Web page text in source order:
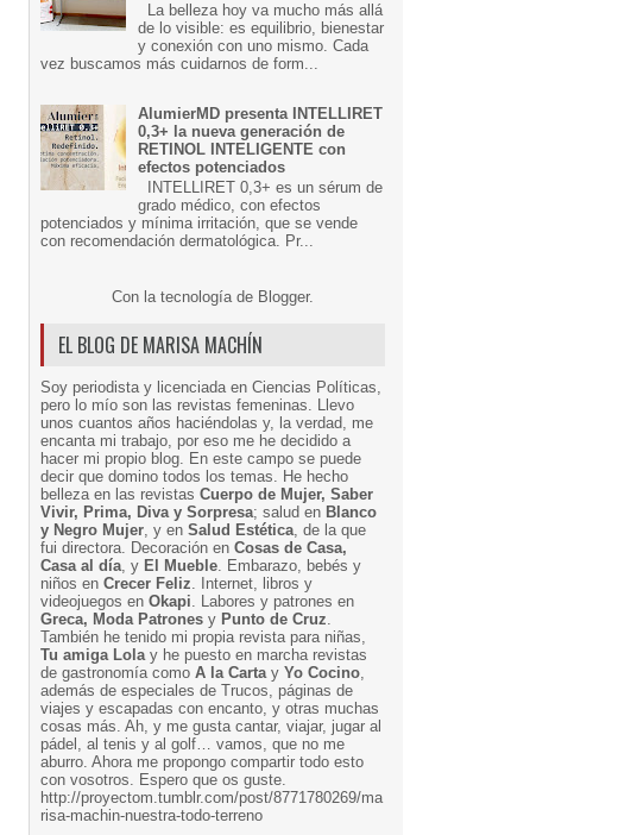
La belleza hoy va mucho más allá
de lo visible: es equilibrio, bienestar
y conexión con uno mismo. Cada
vez buscamos más cuidarnos de form...
AlumierMD presenta INTELLIRET
0,3+ la nueva generación de
RETINOL INTELIGENTE con
efectos potenciados
INTELLIRET 0,3+ es un sérum de
grado médico, con efectos
potenciados y mínima irritación, que se vende
con recomendación dermatológica. Pr...
Con la tecnología de Blogger.
EL BLOG DE MARISA MACHÍN
Soy periodista y licenciada en Ciencias Políticas,
pero lo mío son las revistas femeninas. Llevo
unos cuantos años haciéndolas y, la verdad, me
encanta mi trabajo, por eso me he decidido a
hacer mi propio blog. En este campo se puede
decir que domino todos los temas. He hecho
belleza en las revistas Cuerpo de Mujer, Saber
Vivir, Prima, Diva y Sorpresa; salud en Blanco
y Negro Mujer, y en Salud Estética, de la que
fui directora. Decoración en Cosas de Casa,
Casa al día, y El Mueble. Embarazo, bebés y
niños en Crecer Feliz. Internet, libros y
videojuegos en Okapi. Labores y patrones en
Greca, Moda Patrones y Punto de Cruz.
También he tenido mi propia revista para niñas,
Tu amiga Lolay he puesto en marcha revistas
de gastronomía como A la Cartay Yo Cocino,
además de especiales de Trucos, páginas de
viajes y escapadas con encanto, y otras muchas
cosas más. Ah, y me gusta cantar, viajar, jugar al
pádel, al tenis y al golf… vamos, que no me
aburro. Ahora me propongo compartir todo esto
con vosotros. Espero que os guste.
http://proyectom.tumblr.com/post/8771780269/ma
risa-machin-nuestra-todo-terreno